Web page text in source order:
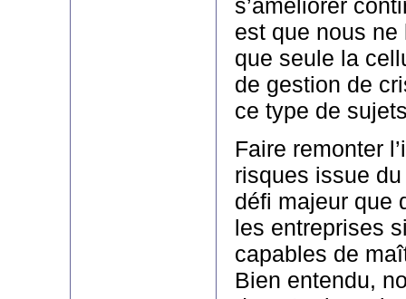
s’améliorer
est que nous
que seule la
de gestion de
ce type de
Faire remonter
risques issue
défi majeur que
les entreprises
capables de
Bien entendu,